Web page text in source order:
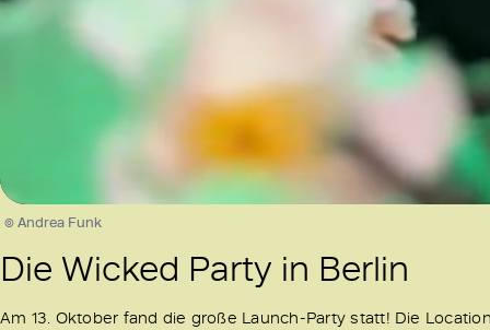
© Andrea Funk
Die Wicked Party in Berlin
Am 13. Oktober fand die große Launch-Party statt! Die